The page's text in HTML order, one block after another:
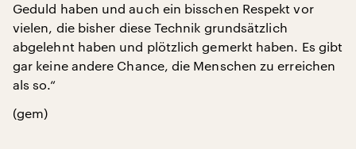
Geduld haben und auch ein bisschen Respekt vor
vielen, die bisher diese Technik grundsätzlich
abgelehnt haben und plötzlich gemerkt haben. Es gibt
gar keine andere Chance, die Menschen zu erreichen
als so.“
(gem)